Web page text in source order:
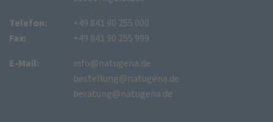
Telefon:
Fax:
+49 841 90 255 000
+49 841 90 255 999
E-Mail:
info@natugena.de
bestellung@natugena.de
beratung@natugena.de